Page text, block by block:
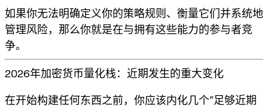
如果你无法明确定义你的策略规则、衡量它们并系统地
管理风险，那么你就是在与拥有这些能力的参与者竞
争。
2026年加密货币量化栈：近期发生的重大变化
在开始构建任何东西之前，你应该内化几个“足够近期